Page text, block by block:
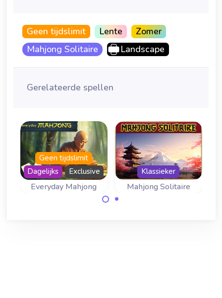
Geen tijdslimit Lente
Zomer
Mahjong Solitaire
Landscape
Gerelateerde spellen
Everyday Mahjong
Geen tijdslimit
Dagelijks
Exclusive
Mahjong Solitaire
Klassieker